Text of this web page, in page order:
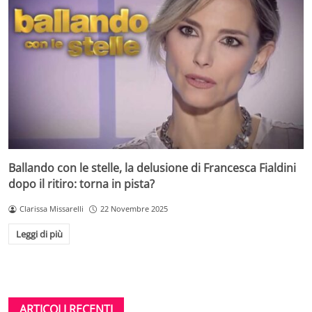
Ballando con le stelle, la delusione di Francesca Fialdini
dopo il ritiro: torna in pista?
Clarissa Missarelli 22 Novembre 2025
Leggi di più